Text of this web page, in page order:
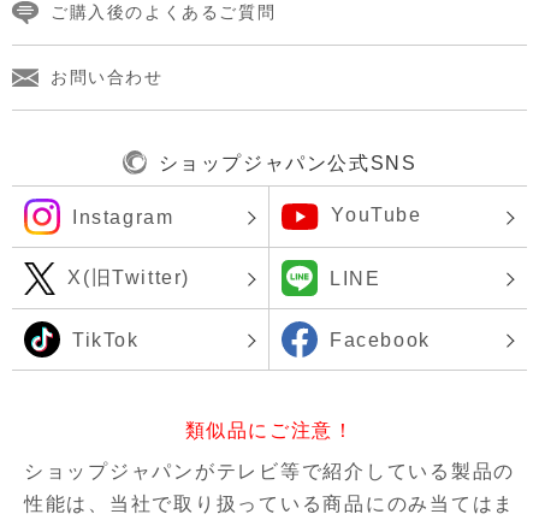
ご購入後のよくあるご質問
お問い合わせ
ショップジャパン公式SNS
Instagram YouTube
X(旧Twitter) LINE
TikTok Facebook
類似品にご注意！
ショップジャパンがテレビ等で紹介している製品の
性能は、当社で取り扱っている商品にのみ当てはま